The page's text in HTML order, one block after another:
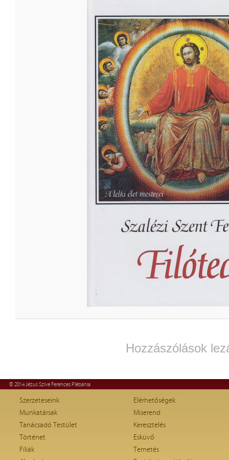
Hozzászólások
© 2014 Jézus Szíve Ferences Plébánia
Szerzeteseink
Munkatársak
Tanácsadó Testület
Történet
Fíliák
Elérhetőségek
Miserend
Keresztelés
Esküvő
Temetés